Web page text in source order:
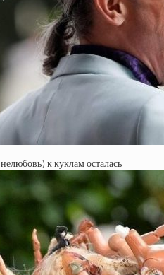
к куклам осталась